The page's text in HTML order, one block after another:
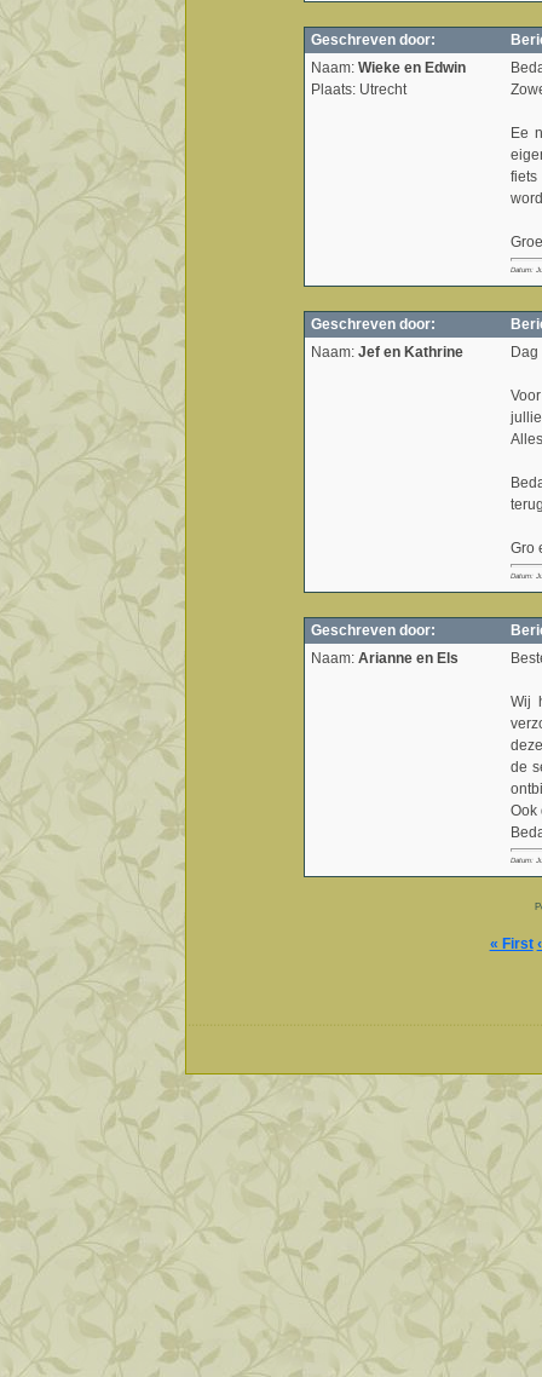
Geschreven door:
Naam: Wieke en Edwin
Plaats: Utrecht
Ee
fiets
Datum:
Geschreven door:
Naam: Jef en Kathrine
Gro
Datum:
Geschreven door:
Naam: Arianne en Els
Wij
de
Ook
Datum:
« First